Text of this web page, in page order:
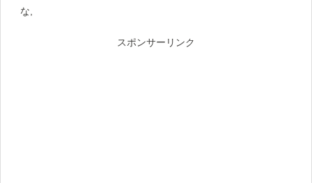
な,
スポンサーリンク